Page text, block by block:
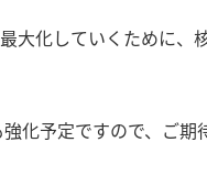
大化していくために、
化予定ですので、ご期